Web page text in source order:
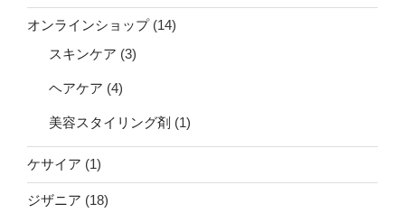
オンラインショップ(14)
スキンケア (3)
ヘアケア (4)
美容スタイリング剤 (1)
ケサイア (1)
ジザニア (18)